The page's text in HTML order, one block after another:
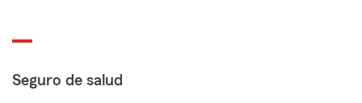
Seguro de salud